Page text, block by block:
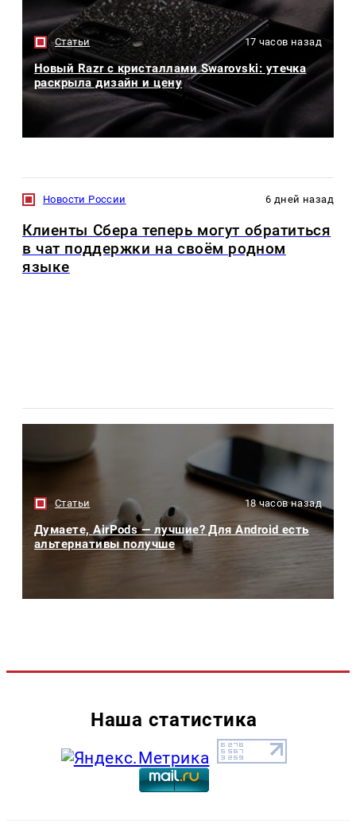
Статьи 17 часов назад
Новый Razr с кристаллами Swarovski: утечка
раскрыла дизайн и цену
Новости России 6 дней назад
Клиенты Сбера теперь могут обратиться
в чат поддержки на своём родном
языке
Статьи 18 часов назад
Думаете, AirPods — лучшие? Для Android есть
альтернативы получше
Наша статистика